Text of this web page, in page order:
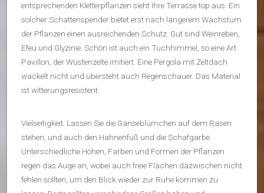
entsprechenden Kletterpflanzen sieht Ihre Terrasse top aus. Ein
solcher Schattenspender bietet erst nach längerem Wachstum
der Pflanzen einen ausreichenden Schutz. Gut sind Weinreben,
Efeu und Glyzinie. Schön ist auch ein Tuchhimmel, so eine Art
Pavillon, der Wüstenzelte imitiert. Eine Pergola mit Zeltdach
wackelt nicht und übersteht auch Regenschauer. Das Material
ist witterungsresistent.
Vielseitigkeit. Lassen Sie die Gänseblümchen auf dem Rasen
stehen, und auch den Hahnenfuß und die Schafgarbe.
Unterschiedliche Höhen, Farben und Formen der Pflanzen
regen das Auge an, wobei auch freie Flächen dazwischen nicht
fehlen sollten, um den Blick wieder zur Ruhe kommen zu